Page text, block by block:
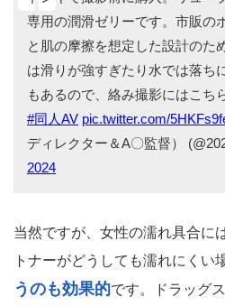
なお、女性によって膣の位置
付き、下付きなど）。ペニスを
も、前戯の際にパートナーの
しておくと、挿入後のセックス
と肌の摩擦を想定した設計のた
は滑りが強すぎたり水では落ち
もあるので、絡み撮影にはこち